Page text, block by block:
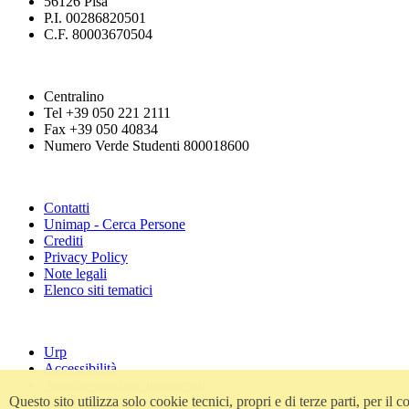
P.I. 00286820501
C.F. 80003670504
Centralino
Tel +39 050 221 2111
Fax +39 050 40834
Numero Verde Studenti 800018600
Contatti
Unimap - Cerca Persone
Crediti
Privacy Policy
Note legali
Elenco siti tematici
Urp
Accessibilità
Atti di notifica
Questo sito utilizza solo cookie tecnici, propri e di terze parti, per il